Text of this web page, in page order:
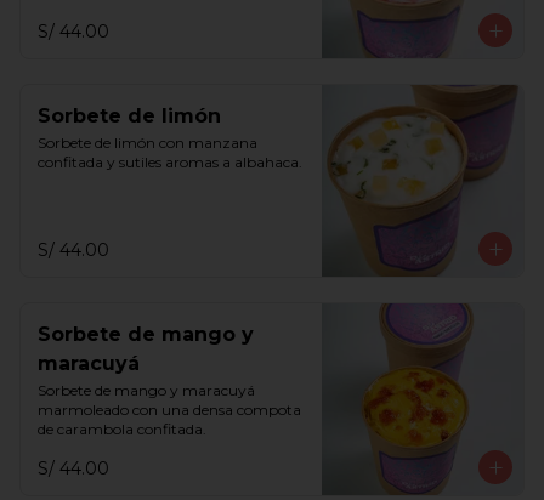
S/ 44.00
Sorbete de limón
Sorbete de limón con manzana
confitada y sutiles aromas a albahaca.
S/ 44.00
Sorbete de mango y
maracuyá
Sorbete de mango y maracuyá
marmoleado con una densa compota
de carambola confitada.
S/ 44.00